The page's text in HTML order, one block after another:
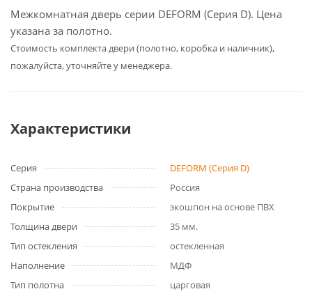
Межкомнатная дверь серии DEFORM (Серия D). Цена
указана за полотно.
Cтоимость комплекта двери (полотно, коробка и наличник),
пожалуйста, уточняйте у менеджера.
Характеристики
Серия
DEFORM (Серия D)
Страна производства
Россия
Покрытие
экошпон на основе ПВХ
Толщина двери
35 мм.
Тип остекления
остекленная
Наполнение
МДФ
Тип полотна
царговая